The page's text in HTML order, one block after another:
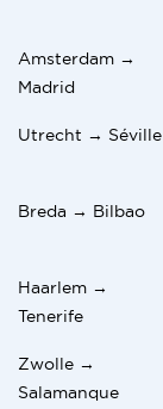
Amsterdam →
Madrid
Utrecht → Séville
Breda → Bilbao
Haarlem →
Tenerife
Zwolle →
Salamanque